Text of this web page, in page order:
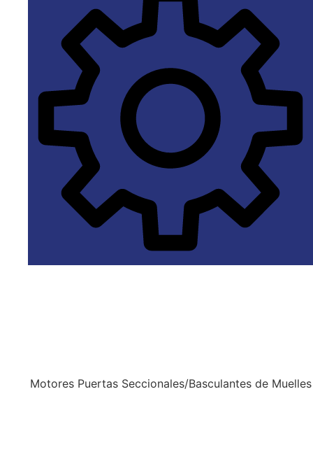
Motores Puertas Seccionales/Basculantes de Muelles